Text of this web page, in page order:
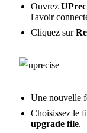
Ouvrez
l'avoir
Cliquez sur
Une nouvelle
Choisissez le
upgrade file.